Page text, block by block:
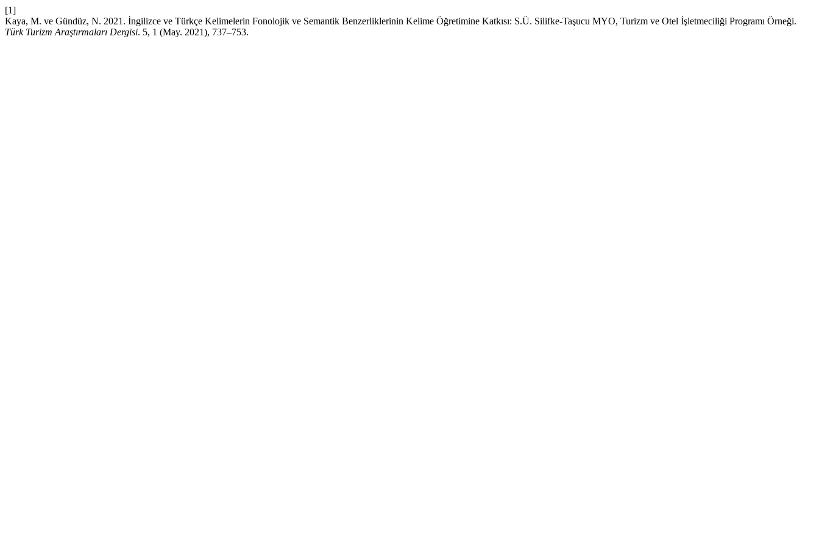
[1]
Kaya, M. ve Gündüz, N. 2021. İngilizce ve Türkçe Kelimelerin Fonolojik ve Semantik Benzerliklerinin Kelime Öğretimine Katkısı: S.Ü. Silifke-Taşucu MYO, Turizm ve Otel İşletmeciliği Programı Örneği.
Türk Turizm Araştırmaları Dergisi. 5, 1 (May. 2021), 737–753.